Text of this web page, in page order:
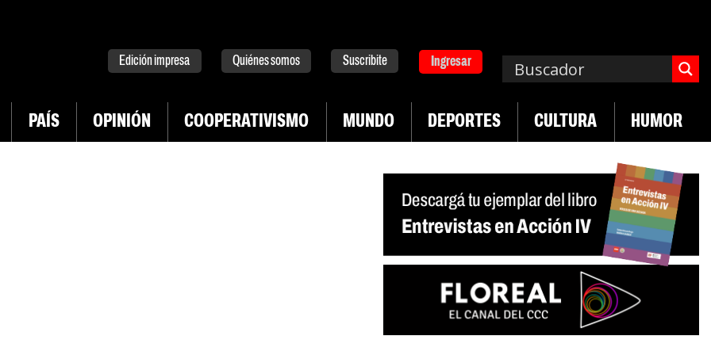
Edición impresa Quiénes somos Suscribite Ingresar
PAÍS OPINIÓN COOPERATIVISMO MUNDO DEPORTES CULTURA HUMOR